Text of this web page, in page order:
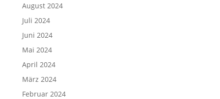
August 2024
Juli 2024
Juni 2024
Mai 2024
April 2024
März 2024
Februar 2024